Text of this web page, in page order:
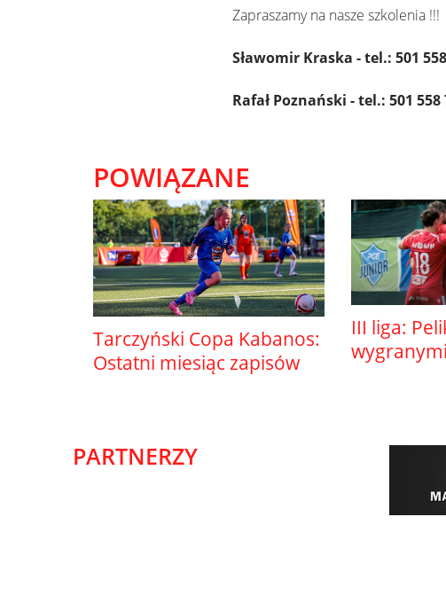
Zapraszamy na nasze szkolenia !!!
Sławomir Kraska - tel.: 501
Rafał Poznański - tel.: 501
POWIĄZANE
Tarczyński Copa Kabanos:
Ostatni miesiąc zapisów
III liga:
wygranymi
PARTNERZY